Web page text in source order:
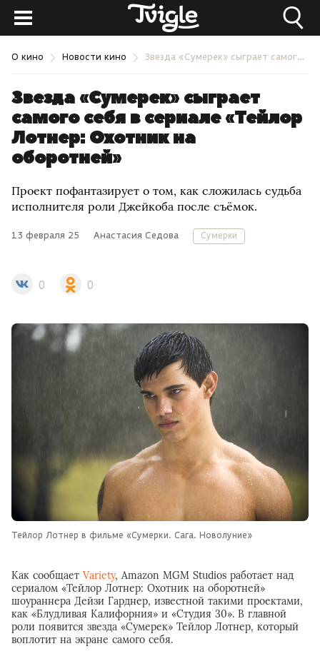
О кино Новости кино Звезда «Сумерек» сыграет самого себя в сериале «Тейлор Лотнер: Охотник на оборотней»
Звезда «Сумерек» сыграет
самого себя в сериале «Тейлор
Лотнер: Охотник на
оборотней»
Проект пофантазирует о том, как сложилась судьба
исполнителя роли Джейкоба после съёмок.
13 февраля 25 Анастасия Седова Сумерки
0 0
Тейлор Лотнер в фильме «Сумерки. Сага. Новолуние»
Как сообщает Variety, Amazon MGM Studios работает над
сериалом «Тейлор Лотнер: Охотник на оборотней»
шоураннера Дейзи Гарднер, известной такими проектами,
как «Блудливая Калифорния» и «Студия 30». В главной
роли появится звезда «Сумерек» Тейлор Лотнер, который
воплотит на экране самого себя.